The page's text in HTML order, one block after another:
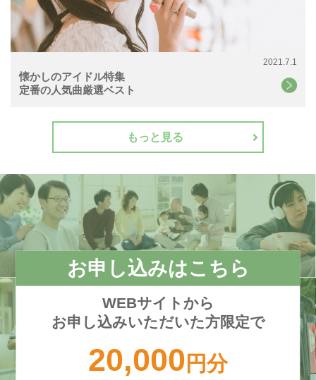
2021.7.1
懐かしのアイドル特集
定番の人気曲厳選ベスト
もっと見る
お申し込みはこちら
WEBサイトから
お申し込みいただいた方限定で
20,000 円分